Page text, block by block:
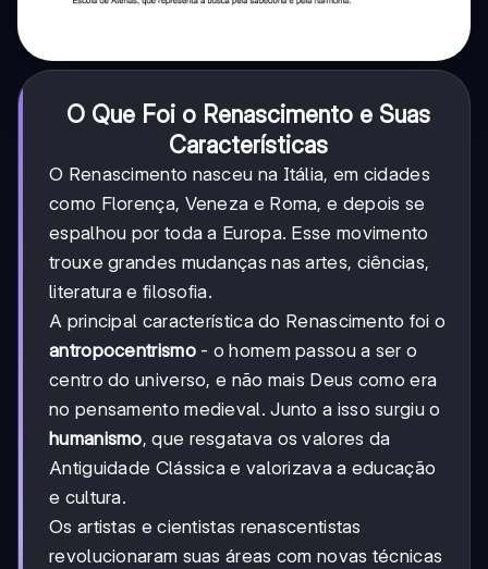
O Que Foi o Renascimento e Suas
Características
O Renascimento nasceu na Itália, em cidades
como Florença, Veneza e Roma, e depois se
espalhou por toda a Europa. Esse movimento
trouxe grandes mudanças nas artes, ciências,
literatura e filosofia.
A principal característica do Renascimento foi o
antropocentrismo- o homem passou a ser o
centro do universo, e não mais Deus como era
no pensamento medieval. Junto a isso surgiu o
humanismo, que resgatava os valores da
Antiguidade Clássica e valorizava a educação
e cultura.
Os artistas e cientistas renascentistas
revolucionaram suas áreas com novas técnicas